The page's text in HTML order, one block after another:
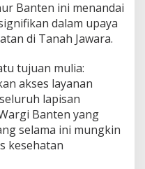
Banten ini menandai
dalam upaya
di Tanah Jawara.
tujuan mulia:
akses layanan
lapisan
Banten yang
selama ini mungkin
kesehatan